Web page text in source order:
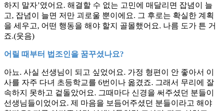
하지 말자’였어요. 해결할 수 없는 고민에 매달리면 잡념이 늘
고, 잡념이 늘면 저만 괴로울 뿐이에요. 그 후로는 확실한 계획
을 세우고, 어떤 행동을 해야 할지 골몰했어요. 나름 도가 튼 거
죠.(웃음)
어릴 때부터 법조인을 꿈꾸셨나요?
아뇨. 사실 선생님이 되고 싶었어요. 가정 형편이 안 좋아서 이
사를 자주 다녀 초등학교를 6번이나 옮겼죠. 그래서 무리에 잘
속하지 못하고 겉돌았어요. 그때마다 신경을 써주셨던 분들이
선생님들이었어요. 제 마음을 보듬어주셨던 분들이라고 해야